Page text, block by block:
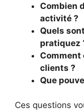
Combien
activité ?
Quels
pratiquez
Comment
clients ?
Que
Ces questions